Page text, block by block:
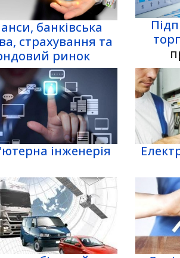
банківська
страхування та
ринок
інженерія